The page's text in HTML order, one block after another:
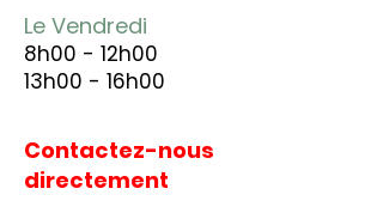
Le Vendredi
8h00 - 12h00
13h00 - 16h00
Contactez-nous
directement